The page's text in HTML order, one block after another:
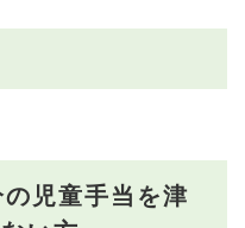
の児童手当を津